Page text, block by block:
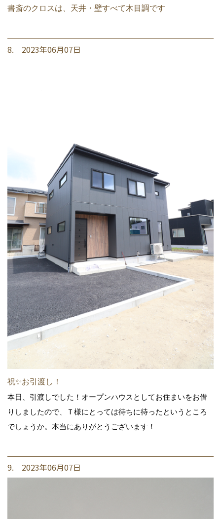
書斎のクロスは、天井・壁すべて木目調です
8. 2023年06月07日
祝✨お引渡し！
本日、引渡しでした！オープンハウスとしてお住まいをお借
りしましたので、Ｔ様にとっては待ちに待ったというところ
でしょうか。本当にありがとうございます！
9. 2023年06月07日